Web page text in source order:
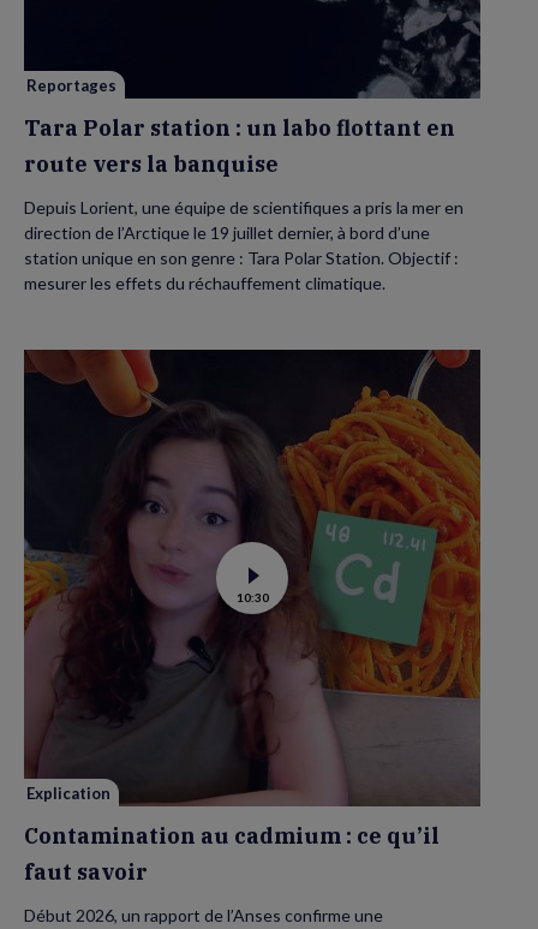
la
Reportages
Tara Polar station : un labo flottant en
route vers la banquise
Depuis Lorient, une équipe de scientifiques a pris la mer en
direction de l’Arctique le 19 juillet dernier, à bord d’une
station unique en son genre : Tara Polar Station. Objectif :
mesurer les effets du réchauffement climatique.
Voir
la
vidéo
Contamination
au
cadmium :
ce
savoir
10:30
Explication
Contamination au cadmium : ce qu’il
faut savoir
Début 2026, un rapport de l’Anses confirme une